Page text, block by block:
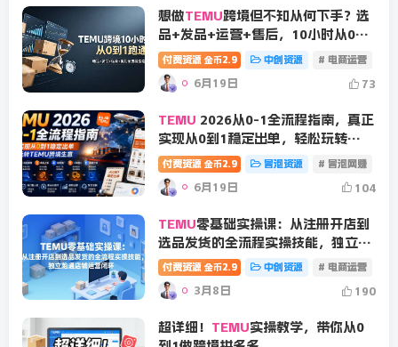
想做TEMU跨境但不知从何下手？选
品+发品+运营+售后，10小时从0到
1跑通
付费资源 金币 2.9 中创资源 # 电商运营
6月19日 73
TEMU 2026从0-1全流程指南，真正
实现从0到1稳定出单，轻松玩转
TEMU跨境生意
付费资源 金币2.9 冒泡资源 # 冒泡网赚
6月19日 104
TEMU零基础实操课：从注册开店到
选品发货的全流程实操技能，独立跑
通店铺运营闭环
付费资源 金币 2.9 中创资源 # 电商运营
3月8日 190
超详细！ TEMU实操教学，带你从0